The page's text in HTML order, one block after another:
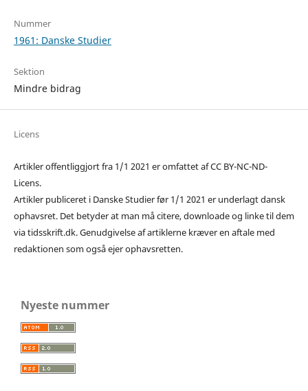
Nummer
1961: Danske Studier
Sektion
Mindre bidrag
Licens
Artikler offentliggjort fra 1/1 2021 er omfattet af CC BY-NC-ND-
Licens.
Artikler publiceret i Danske Studier før 1/1 2021 er underlagt dansk
ophavsret. Det betyder at man må citere, downloade og linke til dem
via tidsskrift.dk. Genudgivelse af artiklerne kræver en aftale med
redaktionen som også ejer ophavsretten.
Nyeste nummer